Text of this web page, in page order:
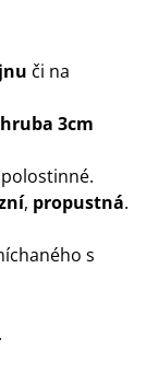
či na
3cm
, propustná.
s